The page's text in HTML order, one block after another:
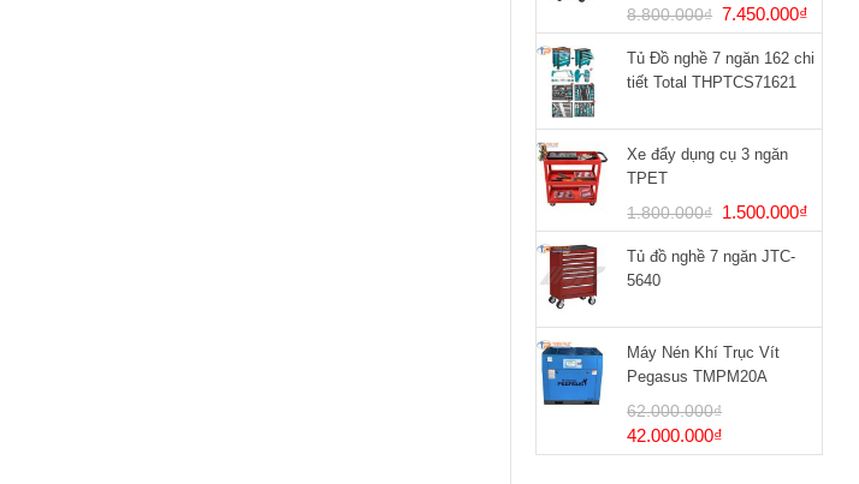
8.800.000₫ Giá
gốc
là:
8.800.000₫.
7.450.000₫
hiện
tại
Tủ Đồ nghề 7 ngăn 162 chi
tiết Total THPTCS71621
Xe đẩy dụng cụ 3 ngăn
TPET
1.800.000₫ Giá
gốc
là:
1.500.000₫
hiện
Tủ đồ nghề 7 ngăn JTC-
5640
Máy Nén Khí Trục Vít
Pegasus TMPM20A
62.000.000₫
Giá
gốc
42.000.000₫
hiện